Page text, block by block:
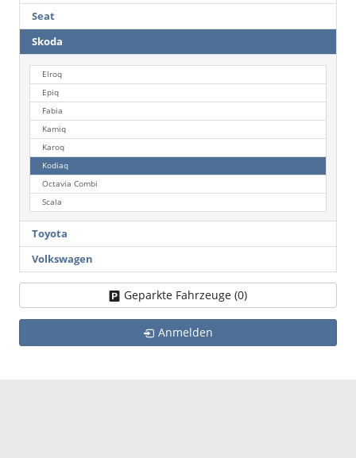
Seat
Skoda
Elroq
Epiq
Fabia
Kamiq
Karoq
Kodiaq
Octavia Combi
Scala
Toyota
Volkswagen
Geparkte Fahrzeuge (0)
Anmelden